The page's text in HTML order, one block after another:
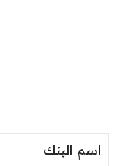
اسم البنك